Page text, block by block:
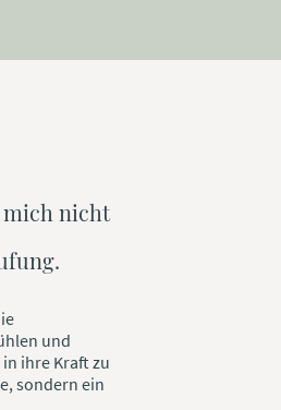
mich nicht
und
ihre Kraft zu
sondern ein